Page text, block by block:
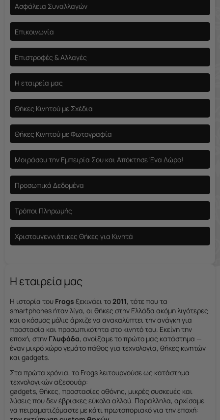
Ασφάλεια Συναλλαγών
Επικοινωνία
Επιστροφές & Αλλαγές
Η εταιρεία μας
Θήκες Κινητού με Σχέδια
Θήκες Κινητού με Φωτογραφία
Μοιράσου την Εμπειρία Σου και Απόκτησε Ένα Δώρο!
Προσωπικά Δεδομένα
Τρόποι Πληρωμής
Χριστουγεννιάτικες Θήκες για Κινητά
Η εταιρεία μας
Η ιστορία του Frogs ξεκινάει το2011, τότε που τα
smartphones ήταν λίγα, οι θήκες στην Ελλάδα ακόμη λιγότερες
και ο κόσμος μόλις άρχιζε να ανακαλύπτει την ανάγκη για
προστασία και προσωπικότητα στο κινητό του. Εκείνη την
εποχή, στην Γλυφάδα, ανοίξαμε το πρώτο μας κατάστημα —
έναν μικρό χώρο γεμάτο πάθος για τεχνολογία, θήκες κινητών
και gadgets.
Στα πρώτα χρόνια, το Frogs λειτουργούσε ως κατάστημα
τεχνολογικών αξεσουάρ:
gadgets, θήκες, προστασίες οθόνης, μικρές συσκευές και
λύσεις που δεν έβρισκες εύκολα αλλού. Παράλληλα, αρχίσαμε
να πειραματιζόμαστε με κάτι πρωτοποριακό για την εποχή: